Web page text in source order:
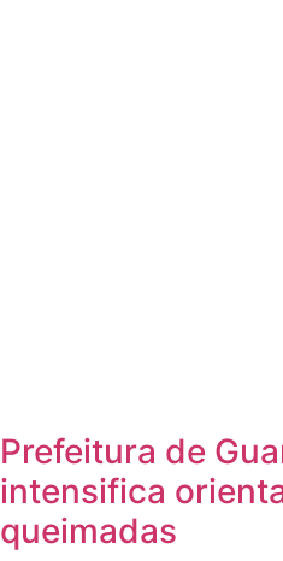
Prefeitura de
intensifica
queimadas